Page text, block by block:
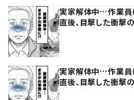
実家解体中…作業員
直後、目撃した衝撃
実家解体中…作業員
直後、目撃した衝撃